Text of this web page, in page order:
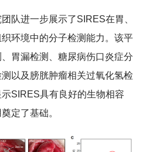
队进一步展示了SIRES在胃、
环境中的分子检测能力。该平
胃漏检测、糖尿病伤口炎症分
以及膀胱肿瘤相关过氧化氢检
SIRES具有良好的生物相容
定了基础。